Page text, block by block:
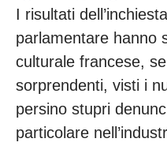
I risultati
parlamentare hanno
culturale francese,
sorprendenti, visti i
persino stupri
particolare